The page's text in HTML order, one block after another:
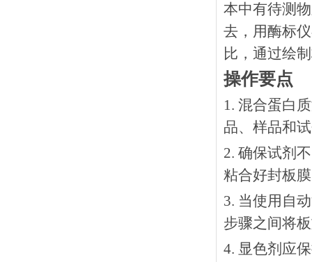
本中有待测
去，用酶标
比，通过绘
操作要点
1. 混合蛋白
品、样品和
2. 确保试剂
粘合好封板
3. 当使用自
步骤之间将
4. 显色剂应